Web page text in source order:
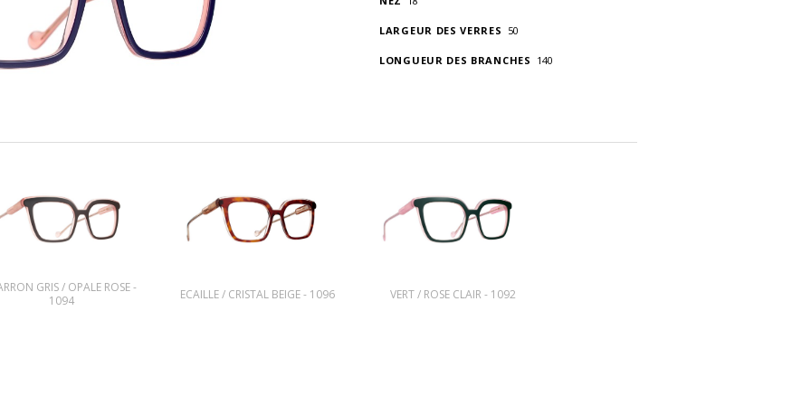
LARGEUR DES VERRES 50
LONGUEUR DES BRANCHES 140
GRIS / OPALE ROSE -
1094
ECAILLE / CRISTAL BEIGE - 1096 VERT / ROSE CLAIR - 1092